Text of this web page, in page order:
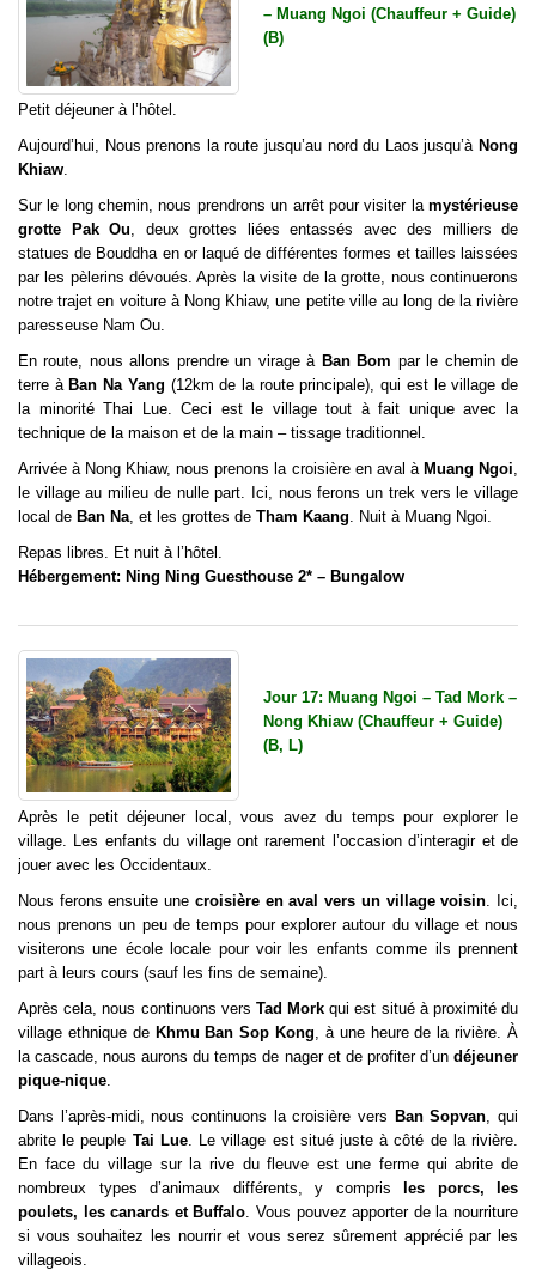
– Muang Ngoi (Chauffeur + Guide)
(B)
Petit déjeuner à l’hôtel.
Aujourd’hui, Nous prenons la route jusqu’au nord du Laos jusqu’à Nong
Khiaw
Sur le long chemin, nous prendrons un arrêt pour visiter la mystérieuse
grotte Pak Ou , deux grottes liées entassés avec des milliers de
statues de Bouddha en or laqué de différentes formes et tailles laissées
par les pèlerins dévoués. Après la visite de la grotte, nous continuerons
notre trajet en voiture à Nong Khiaw, une petite ville au long de la rivière
paresseuse Nam Ou.
En route, nous allons prendre un virage à Ban Bom par le chemin de
terre àBan Na Yang (12km de la route principale), qui est le village de
la minorité Thai Lue. Ceci est le village tout à fait unique avec la
technique de la maison et de la main – tissage traditionnel.
Arrivée à Nong Khiaw, nous prenons la croisière en aval à Muang Ngoi
le village au milieu de nulle part. Ici, nous ferons un trek vers le village
local de Ban Na , et les grottes de Tham Kaang . Nuit à Muang Ngoi.
Repas libres. Et nuit à l’hôtel.
Hébergement: Ning Ning Guesthouse 2* – Bungalow
Jour 17: Muang Ngoi – Tad Mork –
Nong Khiaw (Chauffeur + Guide)
(B, L)
Après le petit déjeuner local, vous avez du temps pour explorer le
village. Les enfants du village ont rarement l’occasion d’interagir et de
jouer avec les Occidentaux.
Nous ferons ensuite une croisière en aval vers un village voisin . Ici,
nous prenons un peu de temps pour explorer autour du village et nous
visiterons une école locale pour voir les enfants comme ils prennent
part à leurs cours (sauf les fins de semaine).
Après cela, nous continuons vers Tad Mork qui est situé à proximité du
village ethnique de Khmu Ban Sop Kong , à une heure de la rivière. À
la cascade, nous aurons du temps de nager et de profiter d’un déjeuner
pique-nique
Dans l’après-midi, nous continuons la croisière vers Ban Sopvan , qui
abrite le peuple Tai Lue. Le village est situé juste à côté de la rivière.
En face du village sur la rive du fleuve est une ferme qui abrite de
nombreux types d’animaux différents, y compris les porcs, les
poulets, les canards et Buffalo . Vous pouvez apporter de la nourriture
si vous souhaitez les nourrir et vous serez sûrement apprécié par les
villageois.